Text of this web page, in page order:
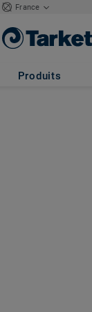
France
Produits